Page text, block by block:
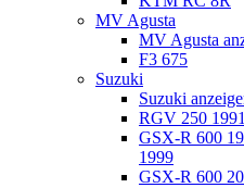
MV Agusta
MV Agusta
F3 675
Suzuki
Suzuki
RGV 250
GSX-R 600
1999
GSX-R 600